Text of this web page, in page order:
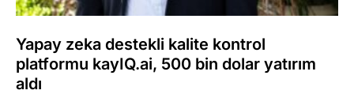
Yapay zeka destekli kalite kontrol
platformu kayIQ.ai, 500 bin dolar yatırım
aldı